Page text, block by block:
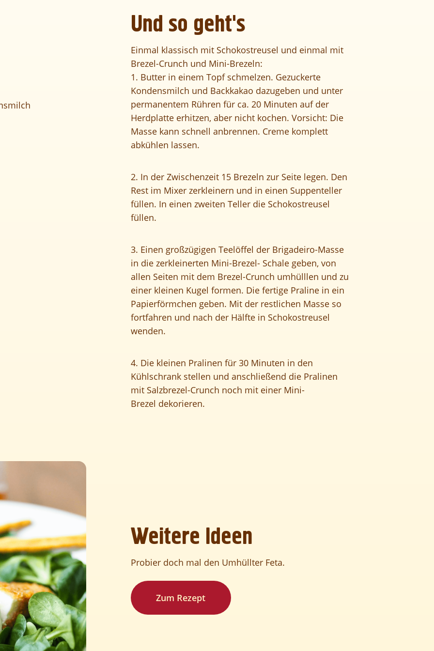
Und so geht's
Einmal klassisch mit Schokostreusel und einmal mit
Brezel-Crunch und Mini-Brezeln:
1. Butter in einem Topf schmelzen. Gezuckerte
Kondensmilch und Backkakao dazugeben und unter
permanentem Rühren für ca. 20 Minuten auf der
Herdplatte erhitzen, aber nicht kochen. Vorsicht: Die
Masse kann schnell anbrennen. Creme komplett
abkühlen lassen.
2. In der Zwischenzeit 15 Brezeln zur Seite legen. Den
Rest im Mixer zerkleinern und in einen Suppenteller
füllen. In einen zweiten Teller die Schokostreusel
füllen.
3. Einen großzügigen Teelöffel der Brigadeiro-Masse
in die zerkleinerten Mini-Brezel- Schale geben, von
allen Seiten mit dem Brezel-Crunch umhülllen und zu
einer kleinen Kugel formen. Die fertige Praline in ein
Papierförmchen geben. Mit der restlichen Masse so
fortfahren und nach der Hälfte in Schokostreusel
wenden.
4. Die kleinen Pralinen für 30 Minuten in den
Kühlschrank stellen und anschließend die Pralinen
mit Salzbrezel-Crunch noch mit einer Mini-
Brezel dekorieren.
Weitere Ideen
Probier doch mal den Umhüllter Feta.
Zum Rezept